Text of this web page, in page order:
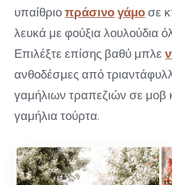
υπαίθριοπράσινο γάμο σε
λευκά με φούξια λουλούδια
Επιλέξτε επίσης βαθύ μπλε
ανθοδέσμες από
γαμήλιων τραπεζιών σε μοβ
γαμήλια τούρτα.